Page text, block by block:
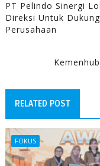
PT Pelindo Sinergi
Direksi Untuk
Perusahaan
RELATED POST
FOKUS